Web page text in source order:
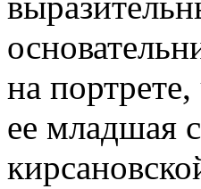
на
ее младшая